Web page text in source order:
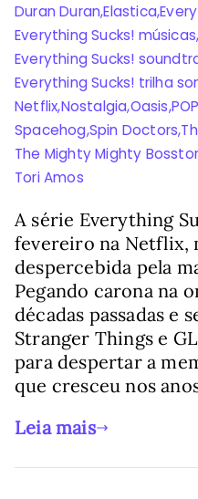
Duran Duran,Elastica,
Everything Sucks! músicas,
Everything Sucks!
Everything Sucks! trilha
Netflix,Nostalgia,Oasis,
Spacehog,Spin Doctors,
The Mighty Mighty
Tori Amos
A série Everything
fevereiro na Netflix,
despercebida pela
Pegando carona na
décadas passadas e
Stranger Things e
para despertar a
que cresceu nos
Leia mais